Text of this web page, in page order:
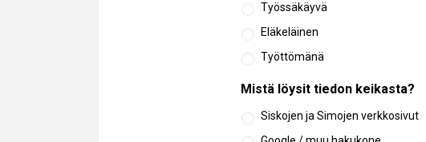
Työssäkäyvä
Eläkeläinen
Työttömänä
Mistä löysit tiedon keikasta?
Siskojen ja Simojen verkkosivut